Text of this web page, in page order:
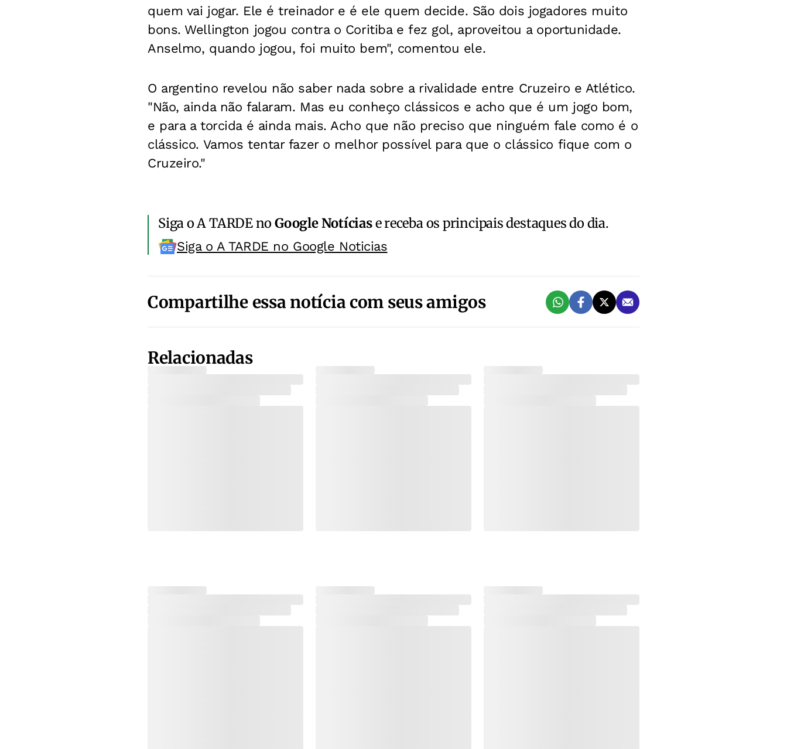
quem vai jogar. Ele é treinador e é ele quem decide. São dois jogadores muito
bons. Wellington jogou contra o Coritiba e fez gol, aproveitou a oportunidade.
Anselmo, quando jogou, foi muito bem", comentou ele.
O argentino revelou não saber nada sobre a rivalidade entre Cruzeiro e Atlético.
"Não, ainda não falaram. Mas eu conheço clássicos e acho que é um jogo bom,
e para a torcida é ainda mais. Acho que não preciso que ninguém fale como é o
clássico. Vamos tentar fazer o melhor possível para que o clássico fique com o
Cruzeiro."
Siga o A TARDE noGoogle Notíciase receba os principais destaques do dia.
Siga o A TARDE no Google Noticias
Compartilhe essa notícia com seus amigos
Relacionadas